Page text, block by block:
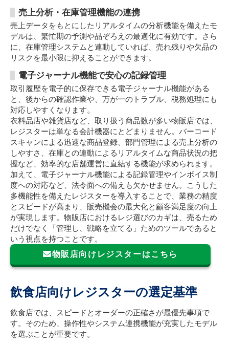
売上分析・在庫管理機能の連携
売上データをもとにしたリアルタイムの分析機能を備えたモ
デルは、繁忙期の予測や品ぞろえの最適化に有効です。さら
に、在庫管理システムと連動していれば、売れ残りや欠品の
リスクを最小限に抑えることができます。
電子ジャーナル機能で安心の記録管理
取引履歴を電子的に保存できる電子ジャーナル機能がある
と、後からの確認作業や、万が一のトラブル、税務処理にも
対応しやすくなります。
衣料品店や雑貨店など、取り扱う商品数が多い物販店では、
レジスターは単なる会計機器にとどまりません。バーコード
スキャンによる迅速な商品登録、部門管理による売上分析の
しやすさ、在庫との連動によるリアルタイムな商品状況の把
握など、効率的な店舗運営に直結する機能が求められます。
加えて、電子ジャーナル機能による記録管理やインボイス制
度への対応など、法令面への備えも欠かせません。こうした
多機能性を備えたレジスターを導入することで、業務の精度
とスピードが高まり、販売機会の最大化と顧客満足度の向上
が実現します。物販店におけるレジ選びのカギは、売るため
だけでなく「管理し、戦略を立てる」ためのツールであると
いう視点を持つことです。
物販店向けレジスターはこちら
飲食店向けレジスターの選定基準
飲食店では、スピードとオーダーの正確さが最優先事項で
す。そのため、操作性やシステム連携機能が充実したモデル
を選ぶことが重要です。